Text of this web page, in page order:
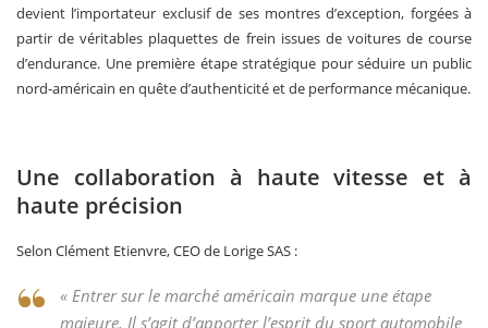
devient l’importateur exclusif de ses montres d’exception, forgées à
partir de véritables plaquettes de frein issues de voitures de course
d’endurance. Une première étape stratégique pour séduire un public
nord-américain en quête d’authenticité et de performance mécanique.
Une collaboration à haute vitesse et à
haute précision
Selon Clément Etienvre, CEO de Lorige SAS :
« Entrer sur le marché américain marque une étape
majeure. Il s’agit d’apporter l’esprit du sport automobile